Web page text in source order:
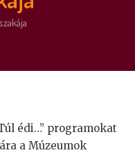
édi…” programokat
a Múzeumok